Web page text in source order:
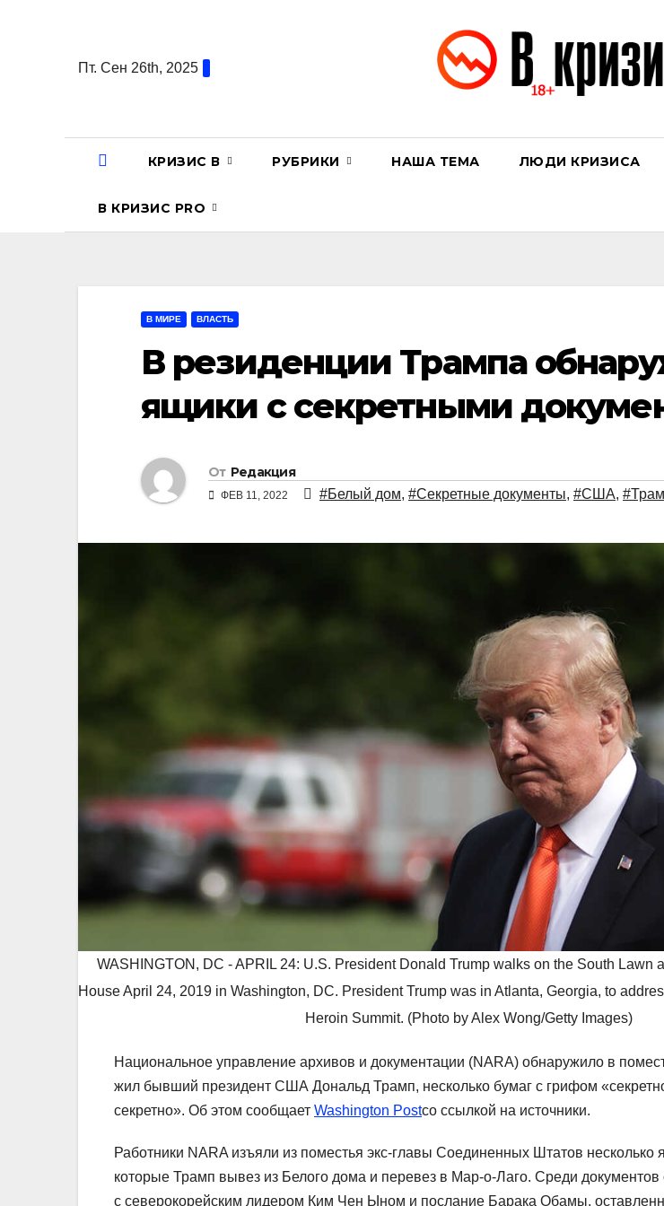
содержаниюПт. Сен 26th, 2025
КРИЗИС В РУБРИКИ НАША ТЕМА ЛЮДИ КРИЗИСА
В КРИЗИС PRO
В МИРЕ ВЛАСТЬ
В резиденции Трампа
ящики с секретными
От Редакция
ФЕВ 11, 2022 #Белый дом, #Секретные документы, #США,
WASHINGTON, DC - APRIL 24: U.S. President Donald Trump walks on the South Lawn
House April 24, 2019 in Washington, DC. President Trump was in Atlanta, Georgia, to
Heroin Summit. (Photo by Alex Wong/Getty Images)
Национальное управление архивов и документации (NARA) обнаружило в
жил бывший президент США Дональд Трамп, несколько бумаг с грифом
секретно». Об этом сообщает Washington Postсо ссылкой на источники.
Работники NARA изъяли из поместья экс-главы Соединенных Штатов несколько
которые Трамп вывез из Белого дома и перевез в Мар-о-Лаго. Среди документов
с северокорейским лидером Ким Чен Ыном и послание Барака Обамы,